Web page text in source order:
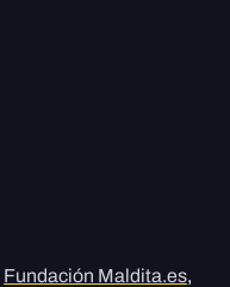
Fundación Maldita.es,